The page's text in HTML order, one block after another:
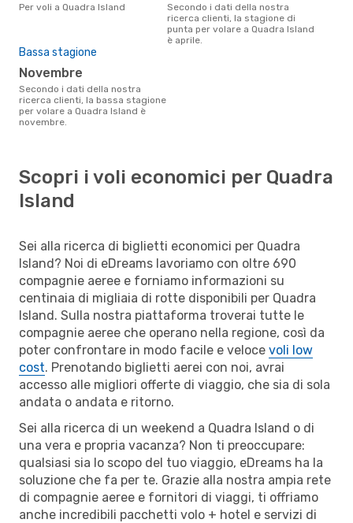
Per voli a Quadra Island
Secondo i dati della nostra
ricerca clienti, la stagione di
punta per volare a Quadra Island
è aprile.
Bassa stagione
novembre
Secondo i dati della nostra
ricerca clienti, la bassa stagione
per volare a Quadra Island è
novembre.
Scopri i voli economici per Quadra
Island
Sei alla ricerca di biglietti economici per Quadra
Island? Noi di eDreams lavoriamo con oltre 690
compagnie aeree e forniamo informazioni su
centinaia di migliaia di rotte disponibili per Quadra
Island. Sulla nostra piattaforma troverai tutte le
compagnie aeree che operano nella regione, così da
poter confrontare in modo facile e veloce voli low
cost. Prenotando biglietti aerei con noi, avrai
accesso alle migliori offerte di viaggio, che sia di sola
andata o andata e ritorno.
Sei alla ricerca di un weekend a Quadra Island o di
una vera e propria vacanza? Non ti preoccupare:
qualsiasi sia lo scopo del tuo viaggio, eDreams ha la
soluzione che fa per te. Grazie alla nostra ampia rete
di compagnie aeree e fornitori di viaggi, ti offriamo
anche incredibili pacchetti volo + hotel e servizi di